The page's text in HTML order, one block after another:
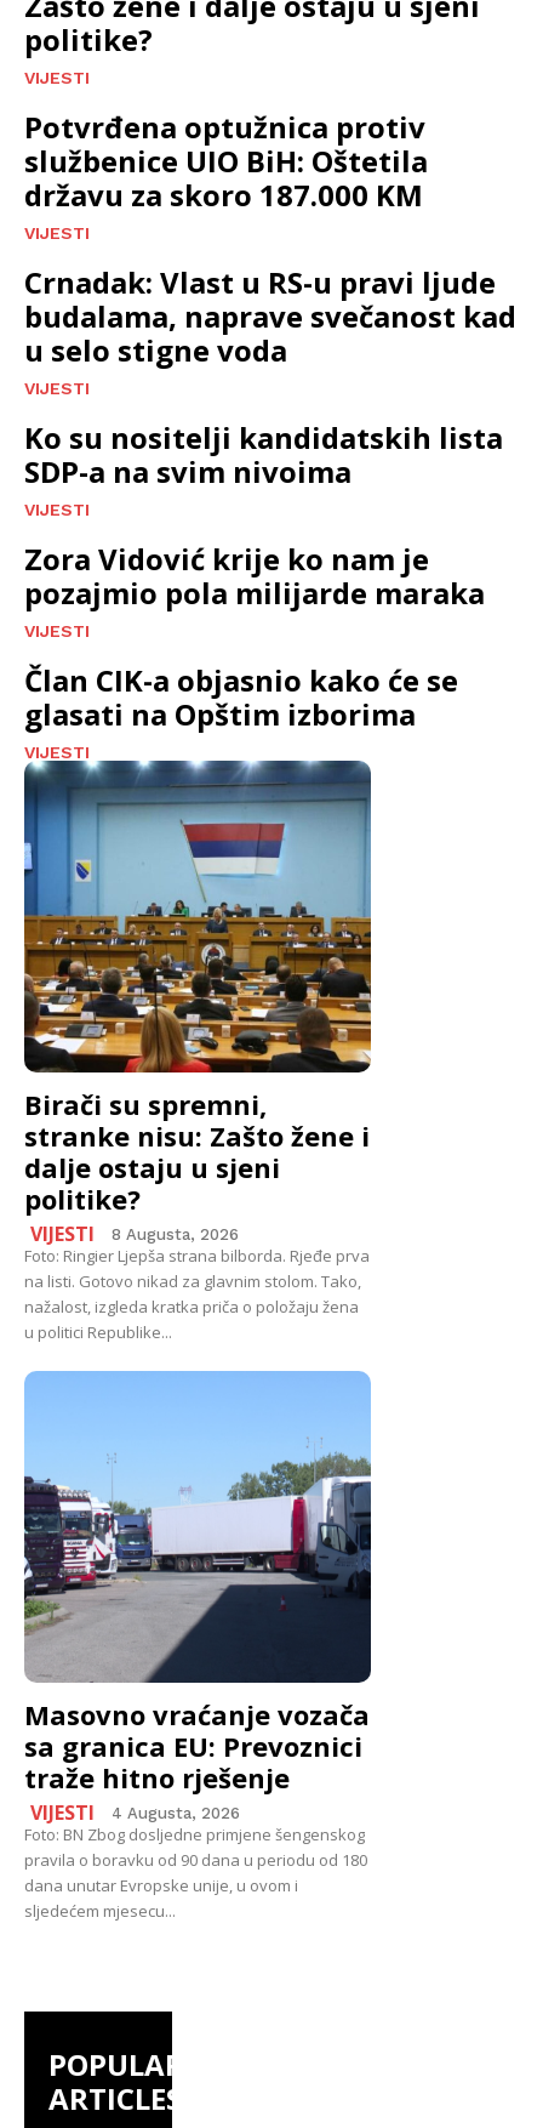
politike?
VIJESTI
Potvrđena optužnica protiv
službenice UIO BiH: Oštetila
državu za skoro 187.000 KM
VIJESTI
Crnadak: Vlast u RS-u pravi ljude
budalama, naprave svečanost kad
u selo stigne voda
VIJESTI
Ko su nositelji kandidatskih lista
SDP-a na svim nivoima
VIJESTI
Zora Vidović krije ko nam je
pozajmio pola milijarde maraka
VIJESTI
Član CIK-a objasnio kako će se
glasati na Opštim izborima
VIJESTI
Birači su spremni,
stranke nisu: Zašto žene i
dalje ostaju u sjeni
politike?
VIJESTI 8 Augusta, 2026
Foto: Ringier Ljepša strana bilborda. Rjeđe prva
na listi. Gotovo nikad za glavnim stolom. Tako,
nažalost, izgleda kratka priča o položaju žena
u politici Republike...
Masovno vraćanje vozača
sa granica EU: Prevoznici
traže hitno rješenje
VIJESTI 4 Augusta, 2026
Foto: BN Zbog dosljedne primjene šengenskog
pravila o boravku od 90 dana u periodu od 180
dana unutar Evropske unije, u ovom i
sljedećem mjesecu...
POPULAR
ARTICLES